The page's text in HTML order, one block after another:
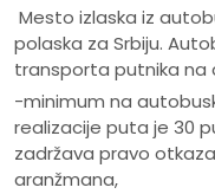
Mesto izlaska iz
polaska za Srbiju.
transporta putnika na
-minimum na
realizacije puta je 30
zadržava pravo
aranžmana,